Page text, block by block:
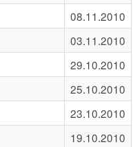
08.11.2010
03.11.2010
29.10.2010
25.10.2010
23.10.2010
19.10.2010